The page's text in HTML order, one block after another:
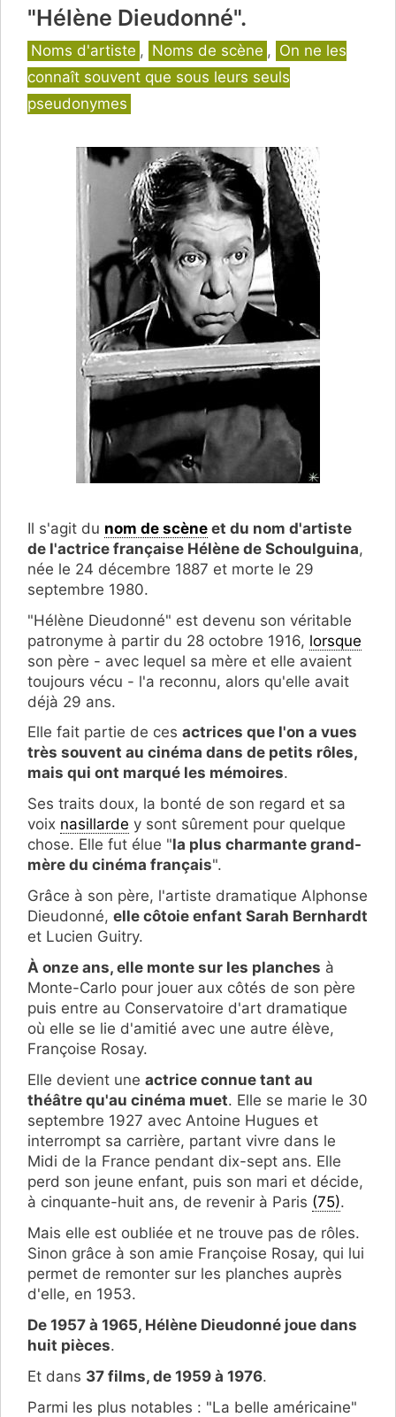
"Hélène Dieudonné".
Catégories
Noms d'artiste , Noms de scène , On ne les
connaît souvent que sous leurs seuls
pseudonymes
Il s'agit du nom de scène et du nom d'artiste
de l'actrice française Hélène de Schoulguina,
née le 24 décembre 1887 et morte le 29
septembre 1980.
"Hélène Dieudonné" est devenu son véritable
patronyme à partir du 28 octobre 1916, lorsque
son père - avec lequel sa mère et elle avaient
toujours vécu - l'a reconnu, alors qu'elle avait
déjà 29 ans.
Elle fait partie de ces actrices que l'on a vues
très souvent au cinéma dans de petits rôles,
mais qui ont marqué les mémoires.
Ses traits doux, la bonté de son regard et sa
voix nasillarde y sont sûrement pour quelque
chose. Elle fut élue "la plus charmante grand-
mère du cinéma français".
Grâce à son père, l'artiste dramatique Alphonse
Dieudonné, elle côtoie enfant Sarah Bernhardt
et Lucien Guitry.
À onze ans, elle monte sur les planches à
Monte-Carlo pour jouer aux côtés de son père
puis entre au Conservatoire d'art dramatique
où elle se lie d'amitié avec une autre élève,
Françoise Rosay.
Elle devient une actrice connue tant au
théâtre qu'au cinéma muet. Elle se marie le 30
septembre 1927 avec Antoine Hugues et
interrompt sa carrière, partant vivre dans le
Midi de la France pendant dix-sept ans. Elle
perd son jeune enfant, puis son mari et décide,
à cinquante-huit ans, de revenir à Paris (75).
Mais elle est oubliée et ne trouve pas de rôles.
Sinon grâce à son amie Françoise Rosay, qui lui
permet de remonter sur les planches auprès
d'elle, en 1953.
De 1957 à 1965, Hélène Dieudonné joue dans
huit pièces.
Et dans 37 films, de 1959 à 1976.
Parmi les plus notables : "La belle américaine"